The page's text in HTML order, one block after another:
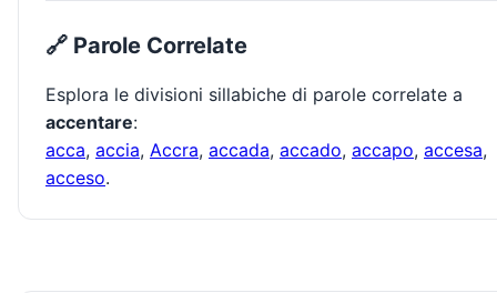
🔗 Parole Correlate
Esplora le divisioni sillabiche di parole correlate a
accentare:
acca, accia, Accra, accada, accado, accapo, accesa,
acceso.